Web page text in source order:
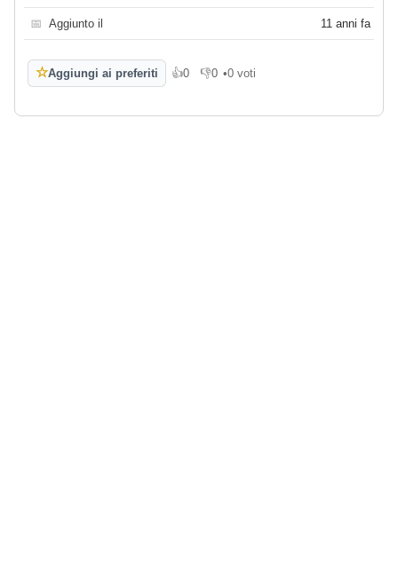
📅 Aggiunto il 11 anni fa
☆Aggiungi ai preferiti 👍0
Mi piace
👎0
Non mi piace
•0 voti